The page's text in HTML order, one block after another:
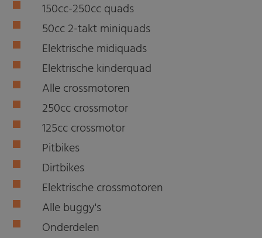
150cc-250cc quads
50cc 2-takt miniquads
Elektrische midiquads
Elektrische kinderquad
Alle crossmotoren
250cc crossmotor
125cc crossmotor
Pitbikes
Dirtbikes
Elektrische crossmotoren
Alle buggy's
Onderdelen